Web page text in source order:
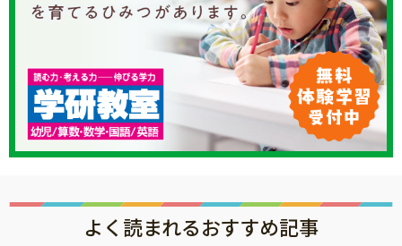
よく読まれるおすすめ記事